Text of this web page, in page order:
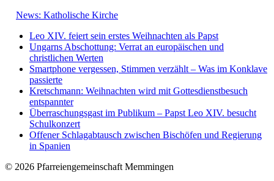
News: Katholische Kirche
Leo XIV. feiert sein erstes Weihnachten als Papst
Ungarns Abschottung: Verrat an europäischen und
christlichen Werten
Smartphone vergessen, Stimmen verzählt – Was im Konklave
passierte
Kretschmann: Weihnachten wird mit Gottesdienstbesuch
entspannter
Überraschungsgast im Publikum – Papst Leo XIV. besucht
Schulkonzert
Offener Schlagabtausch zwischen Bischöfen und Regierung
in Spanien
© 2026 Pfarreiengemeinschaft Memmingen